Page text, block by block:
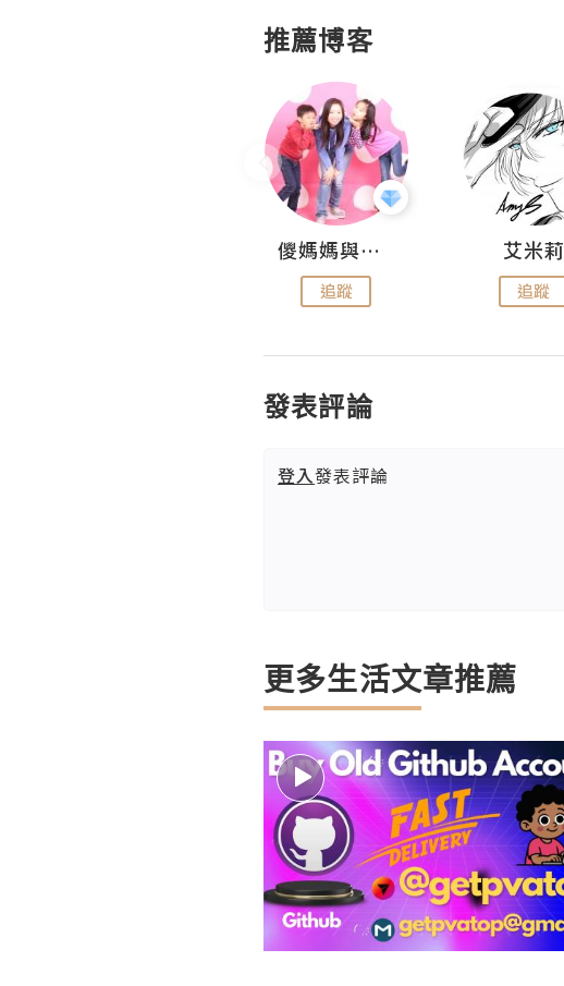
推薦博客
儍媽媽與兩隻小魔怪之家
追蹤
艾米莉
追蹤
發表評論
登入發表評論
更多生活文章推薦